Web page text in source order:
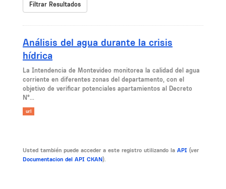
Filtrar Resultados
Análisis del agua durante la crisis
hídrica
La Intendencia de Montevideo monitorea la calidad del agua
corriente en diferentes zonas del departamento, con el
objetivo de verificar potenciales apartamientos al Decreto
N°...
url
Usted también puede acceder a este registro utilizando la API (ver
Documentacion del API CKAN).